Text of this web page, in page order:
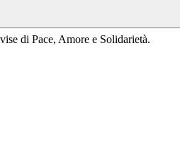
di Pace, Amore e Solidarietà.